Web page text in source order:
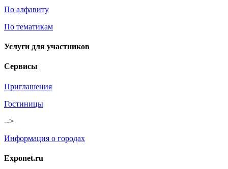
По алфавиту
По тематикам
Услуги для участников
Сервисы
Приглашения
Гостиницы
-->
Информация о городах
Exponet.ru